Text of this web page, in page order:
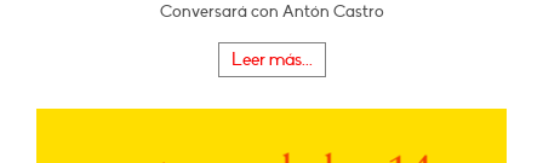
Conversará con Antón Castro
Leer más...